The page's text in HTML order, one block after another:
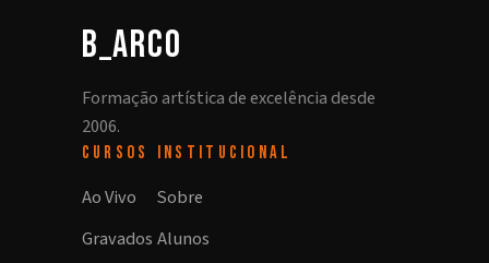
b_arco
Formação artística de excelência desde
2006.
CURSOS
Ao Vivo
Gravados
INSTITUCIONAL
Sobre
Alunos